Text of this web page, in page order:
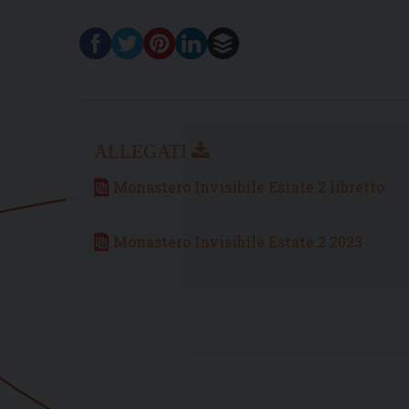
Monastero Invisibile Estate.2 libretto
Monastero Invisibile Estate.2 2023